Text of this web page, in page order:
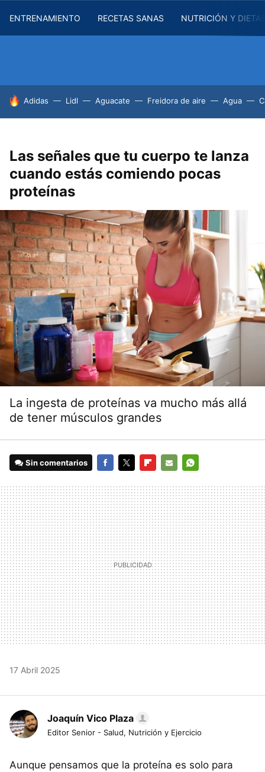
ENTRENAMIENTO RECETAS SANAS NUTRICIÓN Y
HOY SE HABLA DE
Adidas Lidl Aguacate Freidora de aire Agua
Las señales que tu cuerpo te lanza
cuando estás comiendo pocas
proteínas
La ingesta de proteínas va mucho más allá
de tener músculos grandes
Sin comentarios
MAIL
17 Abril 2025
Joaquín Vico Plaza
Editor Senior - Salud, Nutrición y Ejercicio
Aunque pensamos que la proteína es solo para